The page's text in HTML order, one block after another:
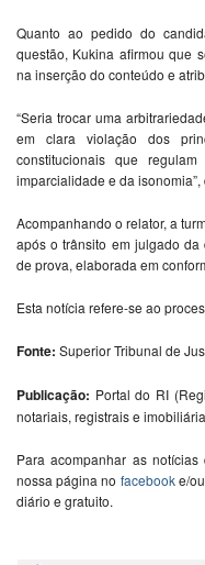
Quanto ao pedido do
questão, Kukina afirmou que
na inserção do conteúdo e
“Seria trocar uma
em clara violação dos
constitucionais que
imparcialidade e da isonomia”,
Acompanhando o relator, a
após o trânsito em julgado
de prova, elaborada em
Esta notícia refere-se ao
Fonte: Superior Tribunal de
Publicação: Portal do RI
notariais, registrais e
Para acompanhar as
nossa página no facebooke/
diário e gratuito.